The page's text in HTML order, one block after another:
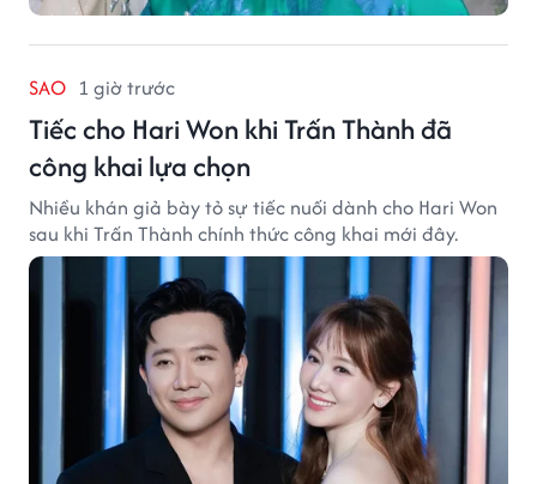
SAO 1 giờ trước
Tiếc cho Hari Won khi Trấn Thành đã
công khai lựa chọn
Nhiều khán giả bày tỏ sự tiếc nuối dành cho Hari Won
sau khi Trấn Thành chính thức công khai mới đây.